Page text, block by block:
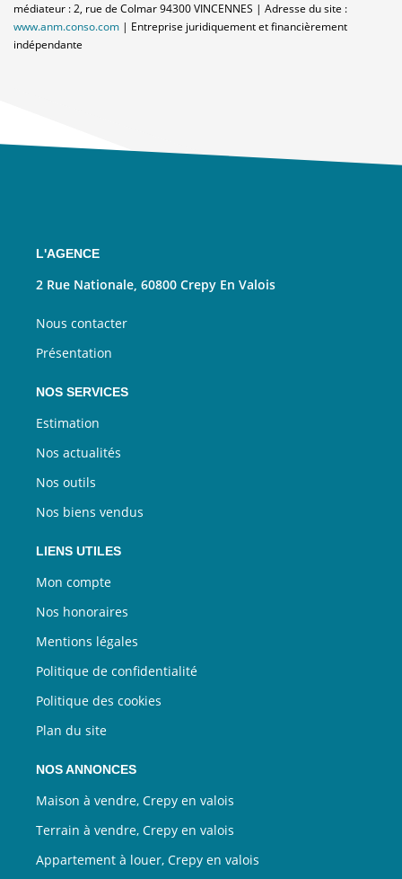
médiateur : 2, rue de Colmar 94300 VINCENNES | Adresse du site :
www.anm.conso.com | Entreprise juridiquement et financièrement
indépendante
L'AGENCE
2 Rue Nationale, 60800 Crepy En Valois
Nous contacter
Présentation
NOS SERVICES
Estimation
Nos actualités
Nos outils
Nos biens vendus
LIENS UTILES
Mon compte
Nos honoraires
Mentions légales
Politique de confidentialité
Politique des cookies
Plan du site
NOS ANNONCES
Maison à vendre, Crepy en valois
Terrain à vendre, Crepy en valois
Appartement à louer, Crepy en valois